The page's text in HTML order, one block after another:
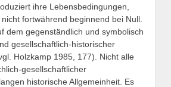
ihre Lebensbedingungen,
fortwährend beginnend bei Null.
dem gegenständlich und symbolisch
gesellschaftlich-historischer
Holzkamp 1985, 177). Nicht alle
gesellschaftlicher
historische Allgemeinheit. Es